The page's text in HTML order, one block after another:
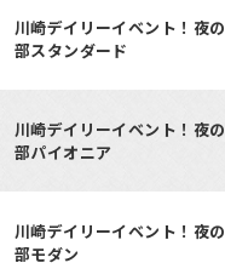
川崎デイリーイベント！夜の
部スタンダード
川崎デイリーイベント！夜の
部パイオニア
川崎デイリーイベント！夜の
部モダン